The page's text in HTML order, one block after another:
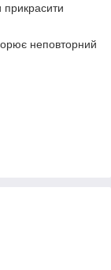
прикрасити
неповторний